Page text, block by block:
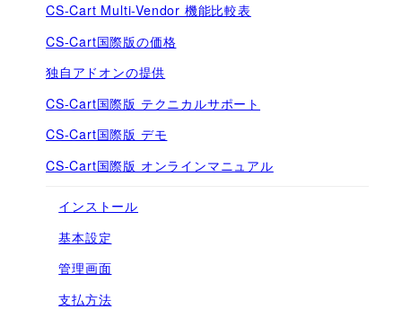
CS-Cart Multi-Vendor 機能比較表
CS-Cart国際版の価格
独自アドオンの提供
CS-Cart国際版 テクニカルサポート
CS-Cart国際版 デモ
CS-Cart国際版 オンラインマニュアル
インストール
基本設定
管理画面
支払方法